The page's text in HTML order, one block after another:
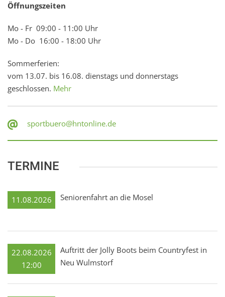
Öffnungszeiten
Mo - Fr 09:00 - 11:00 Uhr
Mo - Do 16:00 - 18:00 Uhr
Sommerferien:
vom 13.07. bis 16.08. dienstags und donnerstags
geschlossen. Mehr
sportbuero@hntonline.de
TERMINE
11.08.2026 Seniorenfahrt an die Mosel
22.08.2026
12:00
Auftritt der Jolly Boots beim Countryfest in
Neu Wulmstorf